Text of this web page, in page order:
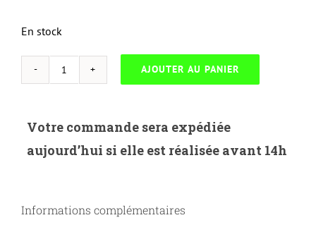
En stock
quantité
HYBRIDE-
H.203XM-
PRO
AJOUTER AU PANIER
Votre commande sera expédiée
aujourd’hui si elle est réalisée avant 14h
Informations complémentaires